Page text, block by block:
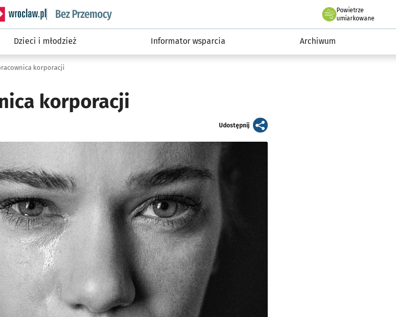
informacyjny wroclaw.pl podserwis: Bez przemocy
Powietrze
we Wrocławiu
umiarkowane
Dzieci i młodzież Informator wsparcia Archiwum
korporacji
korporacji
Udostępnijartykuł